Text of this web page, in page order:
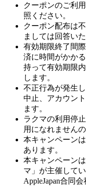
クーポンのご利
照ください。
クーポン配布は
ましては回答い
有効期限終了間
済に時間がかか
持って有効期限
します。
不正行為が発生
中止、アカウン
ます。
ラクマの利用停
用になれません
本キャンペーン
あります。
本キャンペーン
マ」が主催して
AppleJapan合同